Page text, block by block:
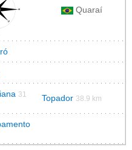
Quaraí
31
Topador 38.9 km